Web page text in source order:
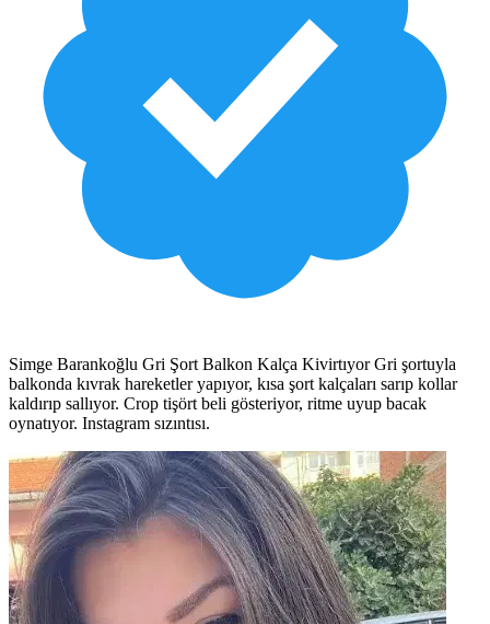
Simge Barankoğlu Gri Şort Balkon Kalça Kivirtıyor Gri şortuyla
balkonda kıvrak hareketler yapıyor, kısa şort kalçaları sarıp kollar
kaldırıp sallıyor. Crop tişört beli gösteriyor, ritme uyup bacak
oynatıyor. Instagram sızıntısı.